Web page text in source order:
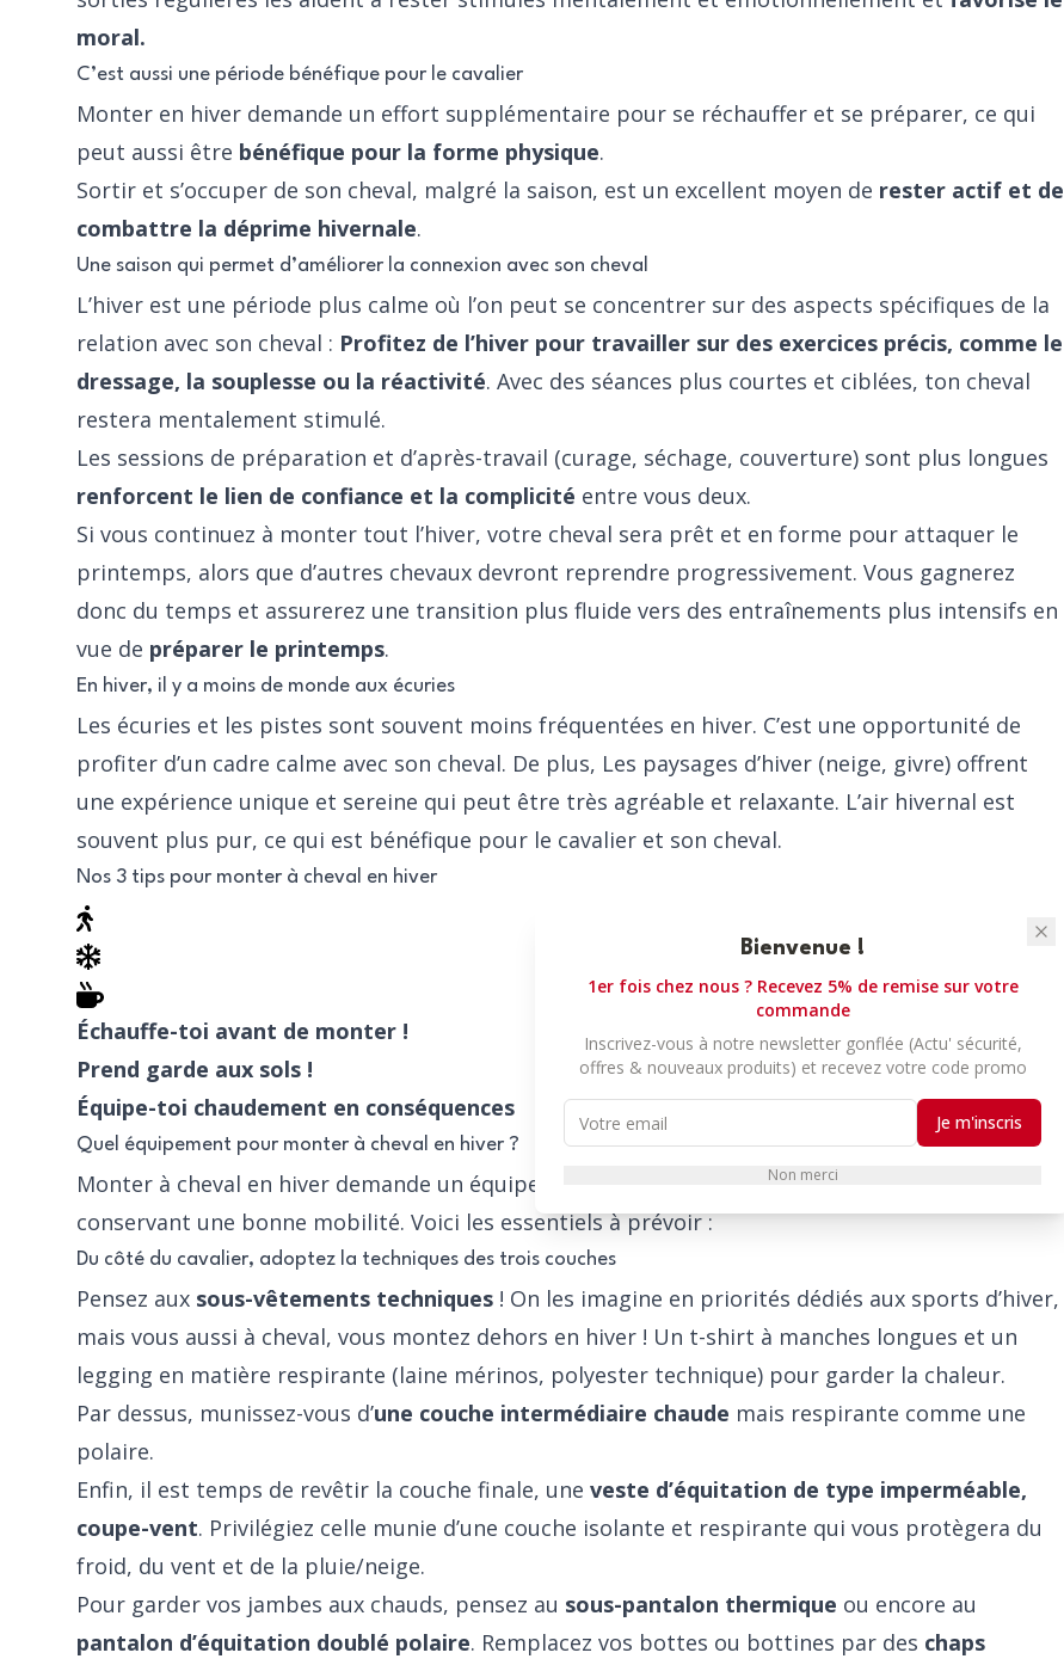
moral.
C’est aussi une période bénéfique pour le cavalier
Monter en hiver demande un effort supplémentaire pour se réchauffer et se préparer, ce qui
peut aussi être bénéfique pour la forme physique.
Sortir et s’occuper de son cheval, malgré la saison, est un excellent moyen de rester actif et de
combattre la déprime hivernale.
Une saison qui permet d’améliorer la connexion avec son cheval
L’hiver est une période plus calme où l’on peut se concentrer sur des aspects spécifiques de la
relation avec son cheval : Profitez de l’hiver pour travailler sur des exercices précis, comme le
dressage, la souplesse ou la réactivité. Avec des séances plus courtes et ciblées, ton cheval
restera mentalement stimulé.
Les sessions de préparation et d’après-travail (curage, séchage, couverture) sont plus longues
renforcent le lien de confiance et la complicité entre vous deux.
Si vous continuez à monter tout l’hiver, votre cheval sera prêt et en forme pour attaquer le
printemps, alors que d’autres chevaux devront reprendre progressivement. Vous gagnerez
donc du temps et assurerez une transition plus fluide vers des entraînements plus intensifs en
vue de préparer le printemps.
En hiver, il y a moins de monde aux écuries
Les écuries et les pistes sont souvent moins fréquentées en hiver. C’est une opportunité de
profiter d’un cadre calme avec son cheval. De plus, Les paysages d’hiver (neige, givre) offrent
une expérience unique et sereine qui peut être très agréable et relaxante. L’air hivernal est
souvent plus pur, ce qui est bénéfique pour le cavalier et son cheval.
Nos 3 tips pour monter à cheval en hiver
Échauffe-toi avant de monter !
Prend garde aux sols !
Équipe-toi chaudement en conséquences
Quel équipement pour monter à cheval en hiver ?
Monter à cheval en hiver demande un équipement adapté pour rester au chaud tout en
conservant une bonne mobilité. Voici les essentiels à prévoir :
Du côté du cavalier, adoptez la techniques des trois couches
Pensez aux sous-vêtements techniques ! On les imagine en priorités dédiés aux sports d’hiver,
mais vous aussi à cheval, vous montez dehors en hiver ! Un t-shirt à manches longues et un
legging en matière respirante (laine mérinos, polyester technique) pour garder la chaleur.
Par dessus, munissez-vous d’une couche intermédiaire chaude mais respirante comme une
polaire.
Enfin, il est temps de revêtir la couche finale, une veste d’équitation de type imperméable,
coupe-vent. Privilégiez celle munie d’une couche isolante et respirante qui vous protègera du
froid, du vent et de la pluie/neige.
Pour garder vos jambes aux chauds, pensez au sous-pantalon thermique ou encore au
pantalon d’équitation doublé polaire. Remplacez vos bottes ou bottines par des chaps
Bienvenue !
1er fois chez nous ? Recevez 5% de remise sur votre
commande
Inscrivez-vous à notre newsletter gonflée (Actu' sécurité,
offres & nouveaux produits) et recevez votre code promo
Je m'inscris
Non merci